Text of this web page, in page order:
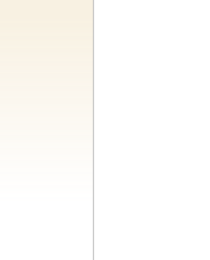
6 km. Oldenburg und
SeeHuus mit
wir Ihnen im Internet
zu verschaffen – das